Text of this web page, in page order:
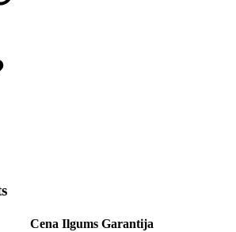
Cena Ilgums Garantija